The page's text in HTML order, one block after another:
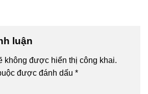
luận
không được hiển thị công khai.
được đánh dấu *